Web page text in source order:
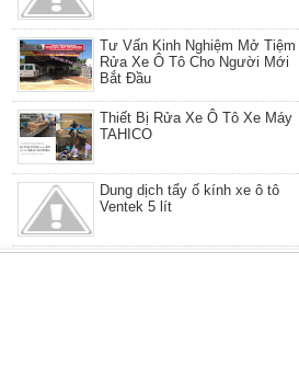
Tư Vấn Kinh Nghiệm Mở Tiệm
Rửa Xe Ô Tô Cho Người Mới
Bắt Đầu
Thiết Bị Rửa Xe Ô Tô Xe Máy
TAHICO
Dung dịch tẩy ố kính xe ô tô
Ventek 5 lít